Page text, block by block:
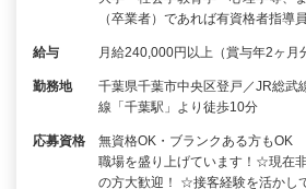
（卒業者）であれば有資格者指導
給与 月給240,000円以上（賞与年2ヶ月
勤務地
千葉県千葉市中央区登戸／JR総武
線「千葉駅」より徒歩10分
応募資格
無資格OK・ブランクある方も
職場を盛り上げています！☆現在
の方大歓迎！ ☆接客経験を活かし